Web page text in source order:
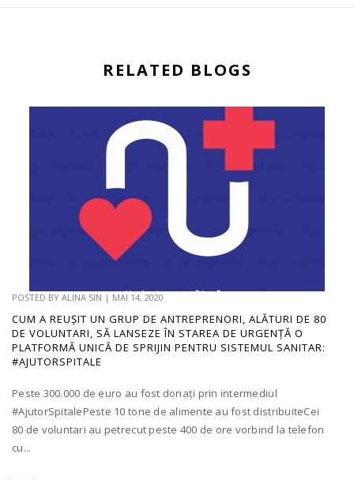
RELATED BLOGS
POSTED BY ALINA SIN | MAI 14, 2020
CUM A REUȘIT UN GRUP DE ANTREPRENORI, ALĂTURI DE 80
DE VOLUNTARI, SĂ LANSEZE ÎN STAREA DE URGENȚĂ O
PLATFORMĂ UNICĂ DE SPRIJIN PENTRU SISTEMUL SANITAR:
#AJUTORSPITALE
Peste 300.000 de euro au fost donați prin intermediul
#AjutorSpitalePeste 10 tone de alimente au fost distribuiteCei
80 de voluntari au petrecut peste 400 de ore vorbind la telefon
cu...